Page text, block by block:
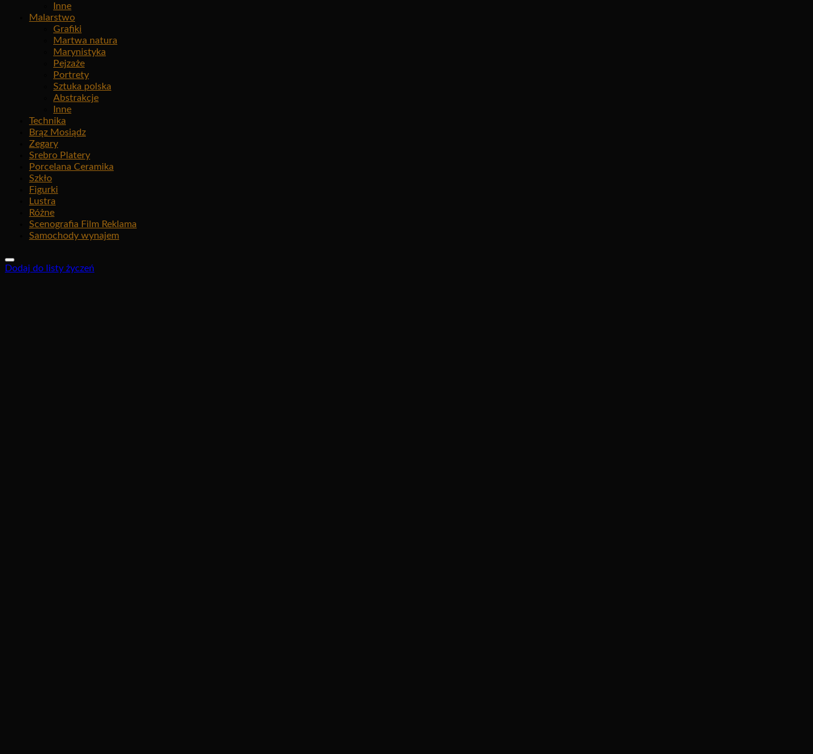
Inne
Malarstwo
Grafiki
Martwa natura
Marynistyka
Pejzaże
Portrety
Sztuka polska
Abstrakcje
Inne
Technika
Brąz Mosiądz
Zegary
Srebro Platery
Porcelana Ceramika
Szkło
Figurki
Lustra
Różne
Scenografia Film Reklama
Samochody wynajem
Dodaj do listy życzeń